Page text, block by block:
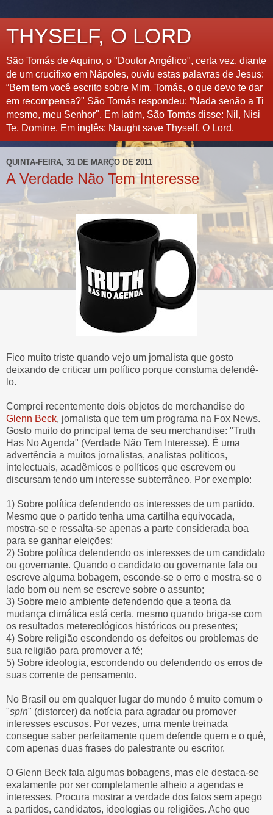
THYSELF, O LORD
São Tomás de Aquino, o "Doutor Angélico", certa vez, diante
de um crucifixo em Nápoles, ouviu estas palavras de Jesus:
“Bem tem você escrito sobre Mim, Tomás, o que devo te dar
em recompensa?" São Tomás respondeu: “Nada senão a Ti
mesmo, meu Senhor". Em latim, São Tomás disse: Nil, Nisi
Te, Domine. Em inglês: Naught save Thyself, O Lord.
QUINTA-FEIRA, 31 DE MARÇO DE 2011
A Verdade Não Tem Interesse
Fico muito triste quando vejo um jornalista que gosto
deixando de criticar um político porque constuma defendê-
lo.
Comprei recentemente dois objetos de merchandise do
Glenn Beck, jornalista que tem um programa na Fox News.
Gosto muito do principal tema de seu merchandise: "Truth
Has No Agenda" (Verdade Não Tem Interesse). É uma
advertência a muitos jornalistas, analistas políticos,
intelectuais, acadêmicos e políticos que escrevem ou
discursam tendo um interesse subterrâneo. Por exemplo:
1) Sobre política defendendo os interesses de um partido.
Mesmo que o partido tenha uma cartilha equivocada,
mostra-se e ressalta-se apenas a parte considerada boa
para se ganhar eleições;
2) Sobre política defendendo os interesses de um candidato
ou governante. Quando o candidato ou governante fala ou
escreve alguma bobagem, esconde-se o erro e mostra-se o
lado bom ou nem se escreve sobre o assunto;
3) Sobre meio ambiente defendendo que a teoria da
mudança climática está certa, mesmo quando briga-se com
os resultados metereológicos históricos ou presentes;
4) Sobre religião escondendo os defeitos ou problemas de
sua religião para promover a fé;
5) Sobre ideologia, escondendo ou defendendo os erros de
suas corrente de pensamento.
No Brasil ou em qualquer lugar do mundo é muito comum o
"spin" (distorcer) da notícia para agradar ou promover
interesses escusos. Por vezes, uma mente treinada
consegue saber perfeitamente quem defende quem e o quê,
com apenas duas frases do palestrante ou escritor.
O Glenn Beck fala algumas bobagens, mas ele destaca-se
exatamente por ser completamente alheio a agendas e
interesses. Procura mostrar a verdade dos fatos sem apego
a partidos, candidatos, ideologias ou religiões. Acho que